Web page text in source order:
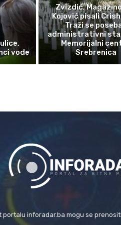
vode
Zvizdić,
Kojović pisali
Traži se
administrativni
Memorijalni
Srebrenica
inforadar.ba mogu se